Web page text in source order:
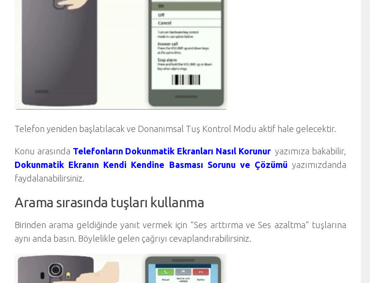
Telefon yeniden başlatılacak ve Donanımsal Tuş Kontrol Modu aktif hale gelecektir.
Konu arasında Telefonların Dokunmatik Ekranları Nasıl Korunuryazımıza bakabilir,
Dokunmatik Ekranın Kendi Kendine Basması Sorunu ve Çözümü yazımızdanda
faydalanabilirsiniz.
Arama sırasında tuşları kullanma
Birinden arama geldiğinde yanıt vermek için “Ses arttırma ve Ses azaltma” tuşlarına
aynı anda basın. Böylelikle gelen çağrıyı cevaplandırabilirsiniz.